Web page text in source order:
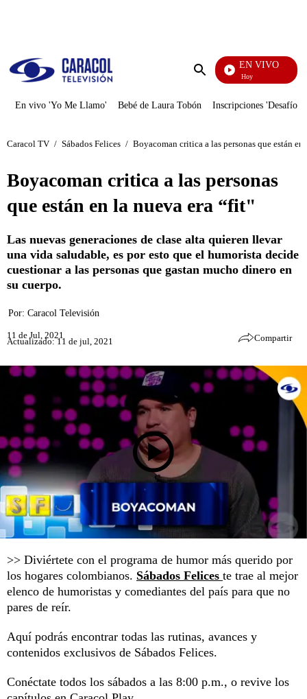
Enviar
EN VIVO
La Finca De Hoy
En vivo 'Yo Me Llamo' Bebé de Laura Tobón Inscripciones 'Desafío'
Caracol TV / Sábados Felices / Boyacoman critica a las personas que están
Boyacoman critica a las personas
que están en la nueva era “fit"
Las nuevas generaciones de clase alta quieren llevar
una vida saludable, es por esto que el humorista decide
cuestionar a las personas que gastan mucho dinero en
su cuerpo.
Por: Caracol Televisión
11 de Jul, 2021
Actualizado: 11 de jul, 2021 Compartir
>> Diviértete con el programa de humor más querido por
los hogares colombianos. Sábados Felices te trae al mejor
elenco de humoristas y comediantes del país para que no
pares de reír.
Aquí podrás encontrar todas las rutinas, avances y
contenidos exclusivos de Sábados Felices.
Conéctate todos los sábados a las 8:00 p.m., o revive los